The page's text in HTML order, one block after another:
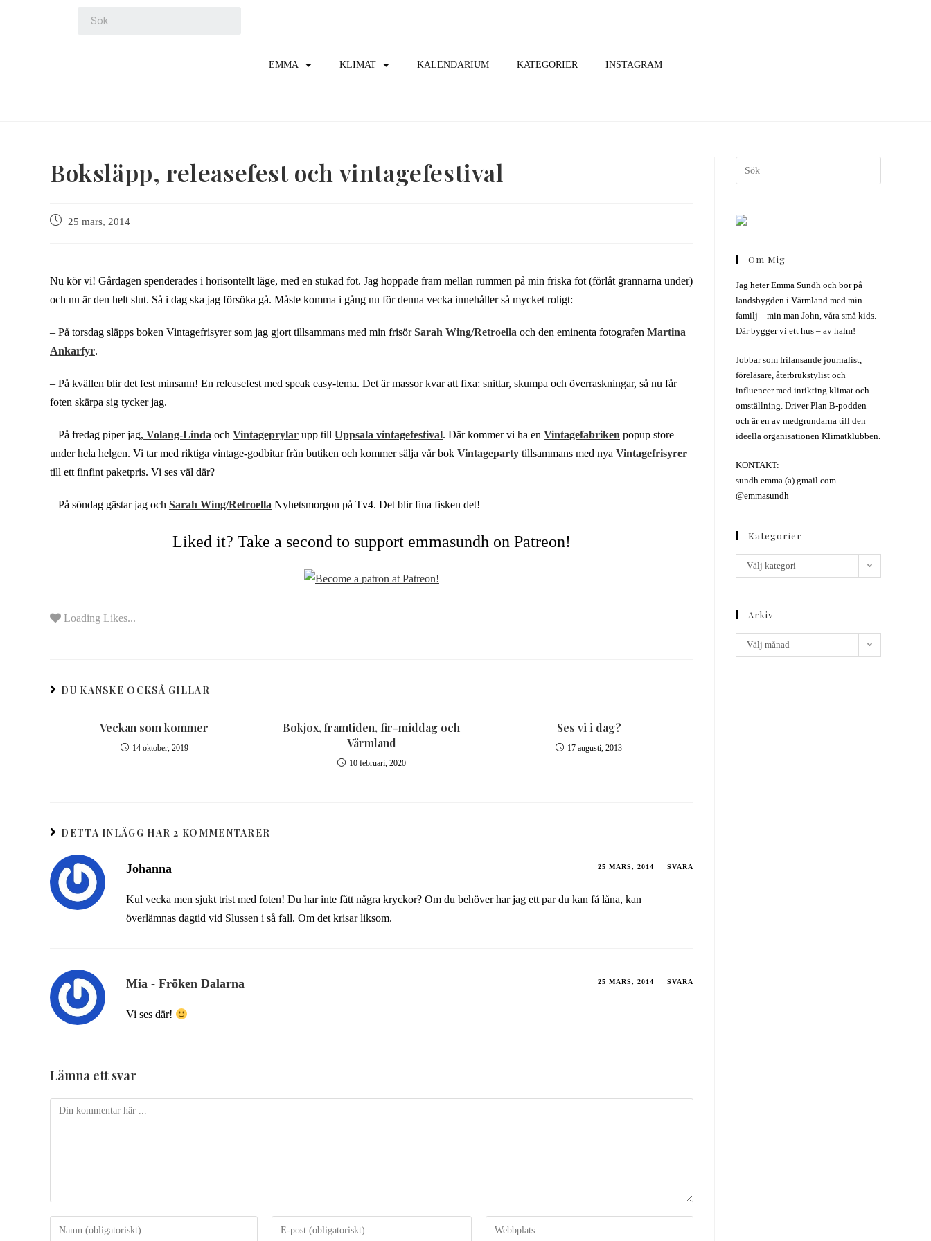
EMMA KLIMAT KALENDARIUM KATEGORIER INSTAGRAM
Boksläpp, releasefest och vintagefestival
25 mars, 2014
Nu kör vi! Gårdagen spenderades i horisontellt läge, med en stukad fot. Jag hoppade fram mellan rummen på min friska fot (förlåt grannarna under)
och nu är den helt slut. Så i dag ska jag försöka gå. Måste komma i gång nu för denna vecka innehåller så mycket roligt:
– På torsdag släpps boken Vintagefrisyrer som jag gjort tillsammans med min frisörSarah Wing/Retroella och den eminenta fotografen Martina
Ankarfyr.
– På kvällen blir det fest minsann! En releasefest med speak easy-tema. Det är massor kvar att fixa: snittar, skumpa och överraskningar, så nu får
foten skärpa sig tycker jag.
– På fredag piper jag, Volang-Linda och Vintageprylar upp till Uppsala vintagefestival. Där kommer vi ha en Vintagefabriken popup store
under hela helgen. Vi tar med riktiga vintage-godbitar från butiken och kommer sälja vår bok Vintageparty tillsammans med nya Vintagefrisyrer
till ett finfint paketpris. Vi ses väl där?
– På söndag gästar jag och Sarah Wing/Retroella Nyhetsmorgon på Tv4. Det blir fina fisken det!
Liked it? Take a second to support emmasundh on Patreon!
Loading Likes...
DU KANSKE OCKSÅ GILLAR
Veckan som kommer
14 oktober, 2019
Bokjox, framtiden, fir-middag och
Värmland
10 februari, 2020
Ses vi i dag?
17 augusti, 2013
DETTA INLÄGG HAR 2 KOMMENTARER
Johanna 25 MARS, 2014 SVARA
Kul vecka men sjukt trist med foten! Du har inte fått några kryckor? Om du behöver har jag ett par du kan få låna, kan
överlämnas dagtid vid Slussen i så fall. Om det krisar liksom.
Mia - Fröken Dalarna 25 MARS, 2014 SVARA
Vi ses där!
Lämna ett svar
Om Mig
Jag heter Emma Sundh och bor på
landsbygden i Värmland med min
familj – min man John, våra små kids.
Där bygger vi ett hus – av halm!
Jobbar som frilansande journalist,
föreläsare, återbrukstylist och
influencer med inrikting klimat och
omställning. Driver Plan B-podden
och är en av medgrundarna till den
ideella organisationen Klimatklubben.
KONTAKT:
sundh.emma (a) gmail.com
@emmasundh
Kategorier
Välj kategori
Arkiv
Välj månad